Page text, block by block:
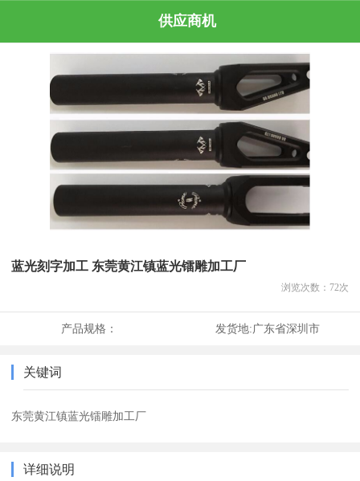
供应商机
蓝光刻字加工 东莞黄江镇蓝光镭雕加工厂
浏览次数： 72次
产品规格： 发货地:广东省深圳市
关键词
东莞黄江镇蓝光镭雕加工厂
详细说明